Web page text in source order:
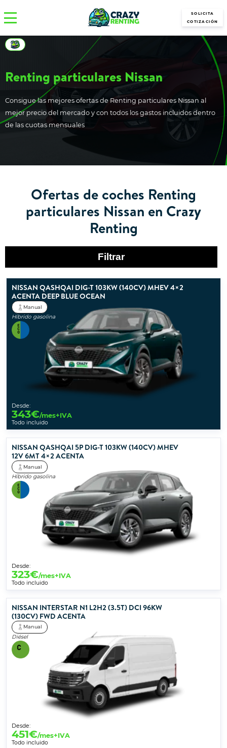
SOLICITA
COTIZACIÓN
Renting particulares Nissan
Consigue las mejores ofertas de Renting particulares Nissan al
mejor precio del mercado y con todos los gastos incluidos dentro
de las cuotas mensuales
Ofertas de coches Renting
particulares Nissan en Crazy
Renting
Filtrar
NISSAN QASHQAI DIG-T 103KW (140CV) MHEV 4×2
ACENTA DEEP BLUE OCEAN
Manual
Híbrido gasolina
Desde:
343€/mes+IVA
Todo incluido
NISSAN QASHQAI 5P DIG-T 103KW (140CV) MHEV
12V 6MT 4×2 ACENTA
Manual
Híbrido gasolina
Desde:
323€/mes+IVA
Todo incluido
NISSAN INTERSTAR N1 L2H2 (3.5T) DCI 96KW
(130CV) FWD ACENTA
Manual
Diésel
Desde:
451€/mes+IVA
Todo incluido